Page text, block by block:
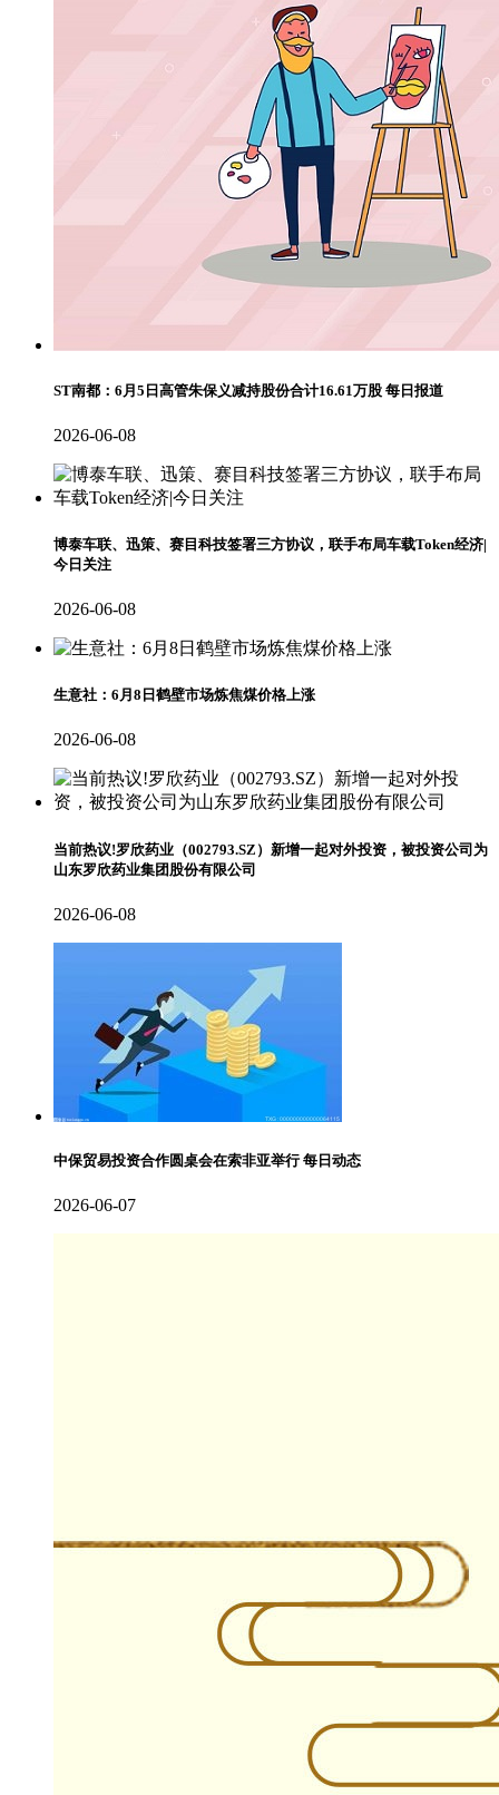
ST南都：6月5日高管朱保义减持股份合计16.61万股 每日报道
2026-06-08
博泰车联、迅策、赛目科技签署三方协议，联手布局车载Token经济|
今日关注
2026-06-08
生意社：6月8日鹤壁市场炼焦煤价格上涨
2026-06-08
当前热议!罗欣药业（002793.SZ）新增一起对外投资，被投资公司为
山东罗欣药业集团股份有限公司
2026-06-08
中保贸易投资合作圆桌会在索非亚举行 每日动态
2026-06-07